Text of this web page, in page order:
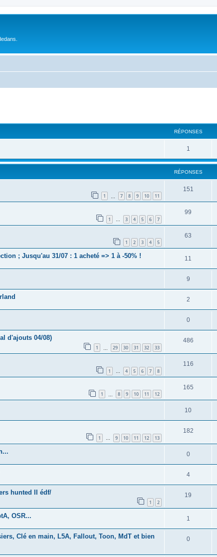
RÉPONSES
1
RÉPONSES
1 7 8 9 10 11
151
1 … 3 4 5 6 7
99
1 2 3 4 5
63
; Jusqu'au 31/07 : 1 acheté => 1 à -50% ! 11
9
2
0
d'ajouts 04/08)
1 29 30 31 32 33
486
1 … 4 5 6 7 8
116
1 8 9 10 11 12
165
10
1 … 9 10 11 12 13
182
0
4
hunted II édf/
1 2
19
OSR... 1
Clé en main, L5A, Fallout, Toon, MdT et bien
0